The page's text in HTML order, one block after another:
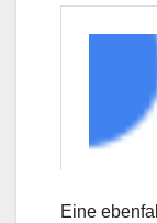
Eine